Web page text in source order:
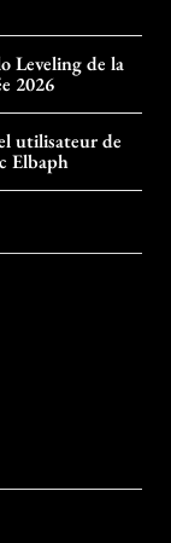
Leveling de la
2026
utilisateur de
Elbaph